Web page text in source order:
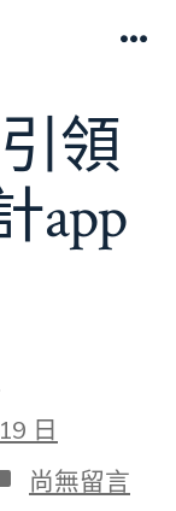
領
app
日
在
尚無留言